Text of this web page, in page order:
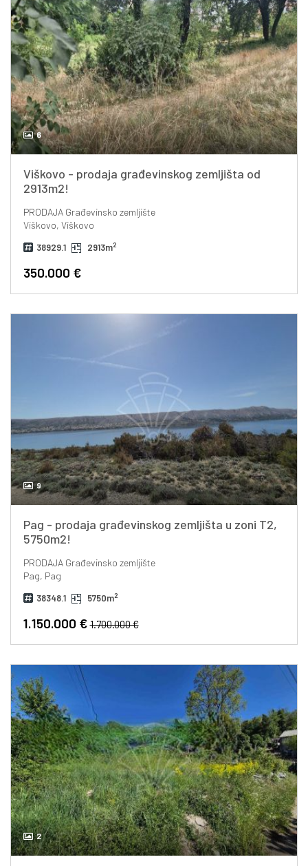
6
Viškovo - prodaja građevinskog zemljišta od
2913m2!
PRODAJAGrađevinsko zemljište
Viškovo, Viškovo
38929.1 2913m2
350.000 €
9
Pag - prodaja građevinskog zemljišta u zoni T2,
5750m2!
PRODAJAGrađevinsko zemljište
Pag, Pag
38348.1 5750m2
1.150.000 €1.700.000 €
2